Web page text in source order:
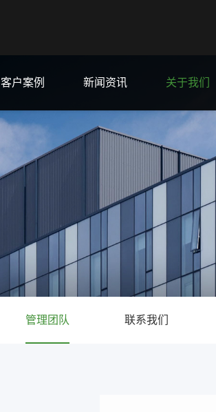
客户案例 新闻资讯 关于我们
管理团队 联系我们